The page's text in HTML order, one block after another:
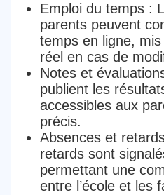
Emploi du temps:
parents peuvent
temps en ligne,
réel en cas de
Notes et
publient les
accessibles aux
précis.
Absences et
retards sont
permettant une
entre l’école et les